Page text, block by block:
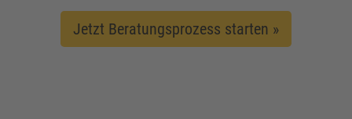
Jetzt Beratungsprozess starten »